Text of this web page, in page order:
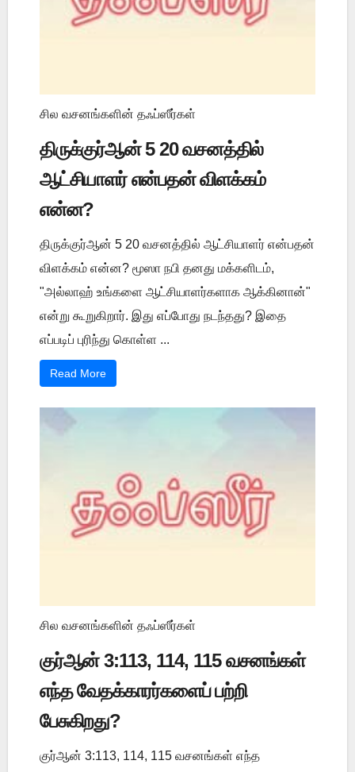
சில வசனங்களின் தஃப்ஸீர்கள்
திருக்குர்ஆன் 5 20 வசனத்தில்
ஆட்சியாளர் என்பதன் விளக்கம்
என்ன?
திருக்குர்ஆன் 5 20 வசனத்தில் ஆட்சியாளர் என்பதன்
விளக்கம் என்ன? மூஸா நபி தனது மக்களிடம்,
"அல்லாஹ் உங்களை ஆட்சியாளர்களாக ஆக்கினான்"
என்று கூறுகிறார். இது எப்போது நடந்தது? இதை
எப்படிப் புரிந்து கொள்ள ...
Read More
சில வசனங்களின் தஃப்ஸீர்கள்
குர்ஆன் 3:113, 114, 115 வசனங்கள்
எந்த வேதக்காரர்களைப் பற்றி
பேசுகிறது?
குர்ஆன் 3:113, 114, 115 வசனங்கள் எந்த